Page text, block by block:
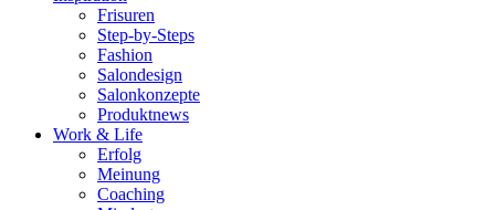
Frisuren
Step-by-Steps
Fashion
Salondesign
Salonkonzepte
Produktnews
Work & Life
Erfolg
Meinung
Coaching